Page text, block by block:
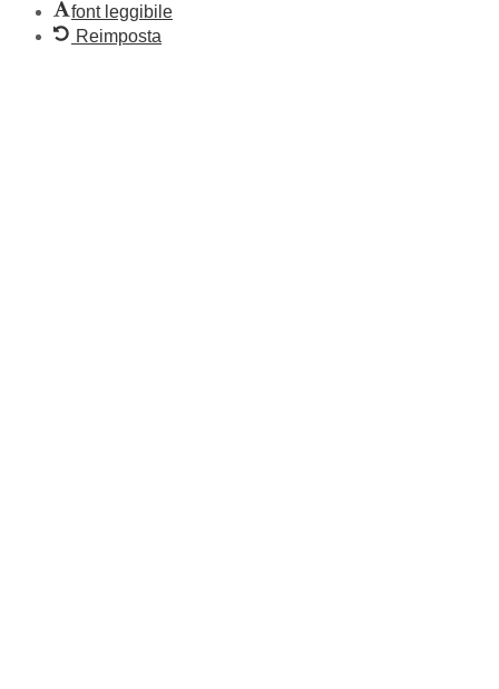
font leggibile
Reimposta